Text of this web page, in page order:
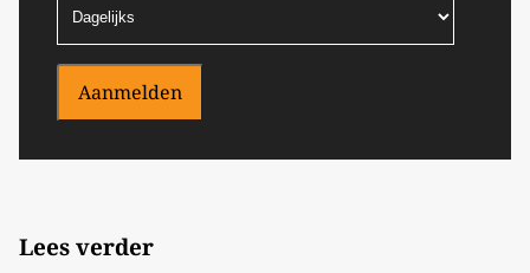
Aanmelden
Lees verder